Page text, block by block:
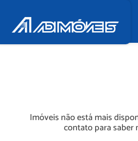
Imóveis não está mais
contato para saber